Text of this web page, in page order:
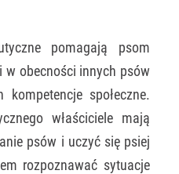
pomagają psom
obecności innych psów
społeczne.
właściciele mają
psów i uczyć się psiej
rozpoznawać sytuacje